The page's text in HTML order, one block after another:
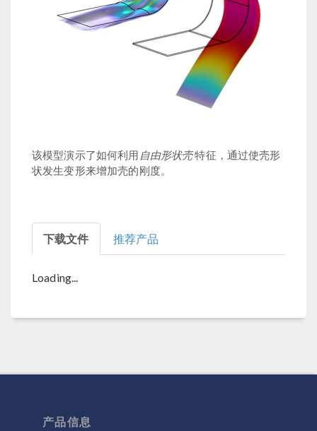
该模型演示了如何利用 自由形状壳特征，通过使壳形
状发生变形来增加壳的刚度。
下载文件 推荐产品
Loading...
产品信息